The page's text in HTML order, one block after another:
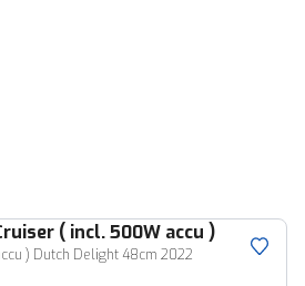
( incl. 500W accu )
) Dutch Delight 48cm 2022